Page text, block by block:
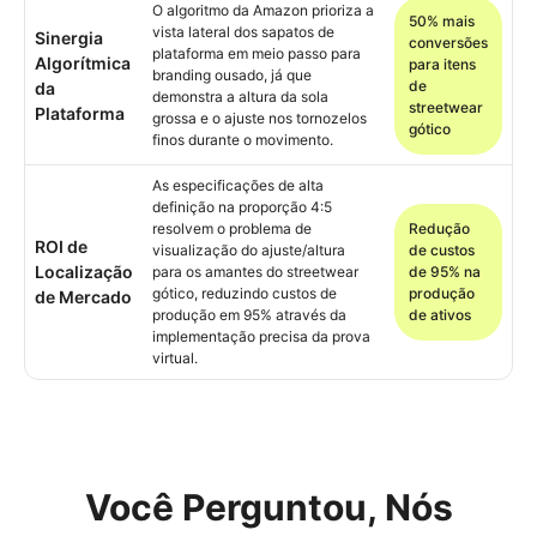
Sinergia
Algorítmica
da
Plataforma
O algoritmo da Amazon prioriza a
vista lateral dos sapatos de
plataforma em meio passo para
branding ousado, já que
demonstra a altura da sola
grossa e o ajuste nos tornozelos
finos durante o movimento.
50% mais
conversões
para itens
de
streetwear
gótico
ROI de
Localização
de Mercado
As especificações de alta
definição na proporção 4:5
resolvem o problema de
visualização do ajuste/altura
para os amantes do streetwear
gótico, reduzindo custos de
produção em 95% através da
implementação precisa da prova
virtual.
Redução
de custos
de 95% na
produção
de ativos
Você Perguntou, Nós